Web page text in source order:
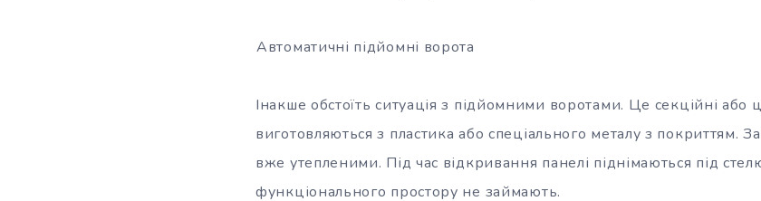
Автоматичні підйомні ворота
Інакше обстоїть ситуація з підйомними воротами. Це секційні або
виготовляються з пластика або спеціального металу з покриттям.
вже утепленими. Під час відкривання панелі піднімаються під
функціонального простору не займають.